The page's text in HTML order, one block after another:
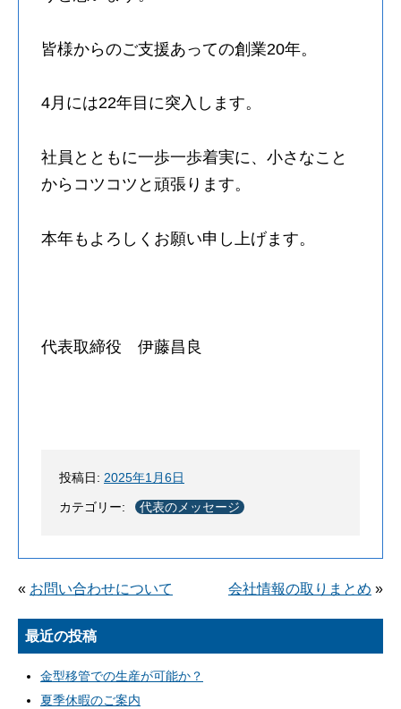
皆様からのご支援あっての創業20年。
4月には22年目に突入します。
社員とともに一歩一歩着実に、小さなこと
からコツコツと頑張ります。
本年もよろしくお願い申し上げます。
代表取締役 伊藤昌良
投稿日: 2025年1月6日
カテゴリー: 代表のメッセージ
« お問い合わせについて 会社情報の取りまとめ »
最近の投稿
金型移管での生産が可能か？
夏季休暇のご案内